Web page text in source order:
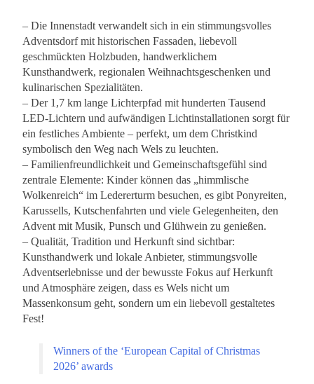
– Die Innenstadt verwandelt sich in ein stimmungsvolles
Adventsdorf mit historischen Fassaden, liebevoll
geschmückten Holzbuden, handwerklichem
Kunsthandwerk, regionalen Weihnachtsgeschenken und
kulinarischen Spezialitäten.
– Der 1,7 km lange Lichterpfad mit hunderten Tausend
LED-Lichtern und aufwändigen Lichtinstallationen sorgt für
ein festliches Ambiente – perfekt, um dem Christkind
symbolisch den Weg nach Wels zu leuchten.
– Familienfreundlichkeit und Gemeinschaftsgefühl sind
zentrale Elemente: Kinder können das „himmlische
Wolkenreich“ im Ledererturm besuchen, es gibt Ponyreiten,
Karussells, Kutschenfahrten und viele Gelegenheiten, den
Advent mit Musik, Punsch und Glühwein zu genießen.
– Qualität, Tradition und Herkunft sind sichtbar:
Kunsthandwerk und lokale Anbieter, stimmungsvolle
Adventserlebnisse und der bewusste Fokus auf Herkunft
und Atmosphäre zeigen, dass es Wels nicht um
Massenkonsum geht, sondern um ein liebevoll gestaltetes
Fest!
Winners of the ‘European Capital of Christmas
2026’ awards